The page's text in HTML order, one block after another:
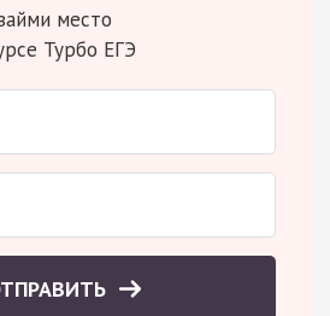
место
Турбо ЕГЭ